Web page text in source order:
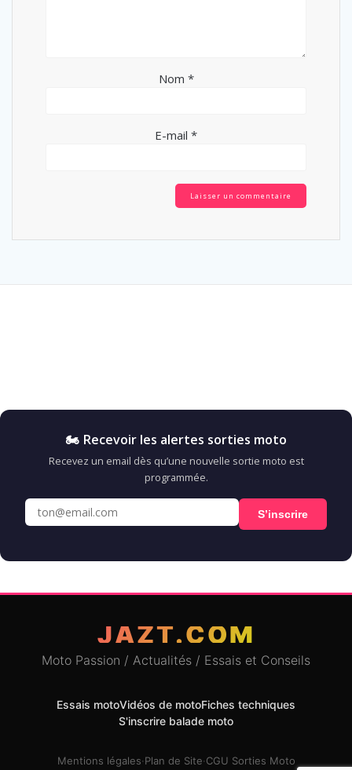
Nom *
E-mail *
🏍️ Recevoir les alertes sorties moto
Recevez un email dès qu’une nouvelle sortie moto est
programmée.
S’inscrire
JAZT.COM
Moto Passion / Actualités / Essais et Conseils
Essais motoVidéos de motoFiches techniques
S'inscrire balade moto
Mentions légales·Plan de Site·CGU Sorties Moto